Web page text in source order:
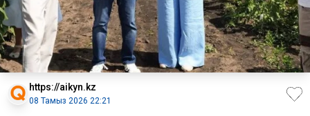
https://aikyn.kz
08 Тамыз 2026 22:21